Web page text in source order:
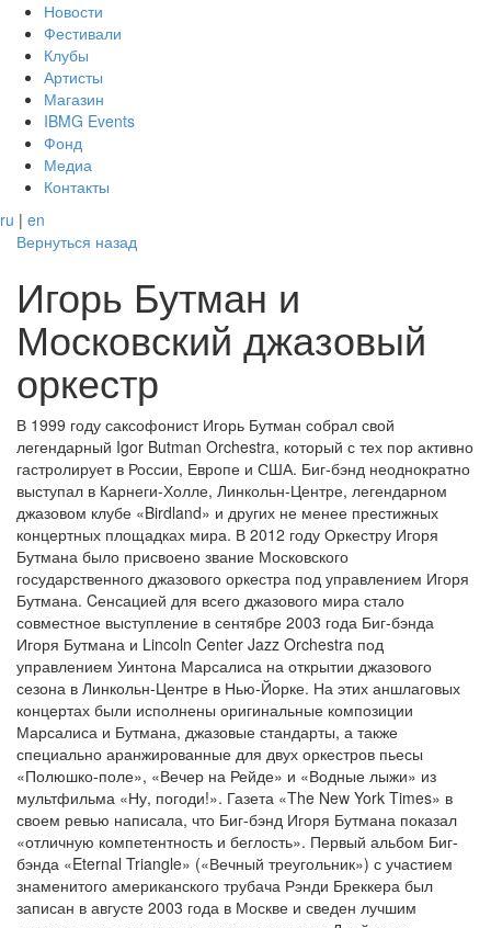
Новости
Фестивали
Клубы
Артисты
Магазин
IBMG Events
Фонд
Медиа
Контакты
ru | en
Вернуться назад
Игорь Бутман и
Московский джазовый
оркестр
В 1999 году саксофонист Игорь Бутман собрал свой
легендарный Igor Butman Orchestra, который с тех пор активно
гастролирует в России, Европе и США. Биг-бэнд неоднократно
выступал в Карнеги-Холле, Линкольн-Центре, легендарном
джазовом клубе «Birdland» и других не менее престижных
концертных площадках мира. В 2012 году Оркестру Игоря
Бутмана было присвоено звание Московского
государственного джазового оркестра под управлением Игоря
Бутмана. Cенсацией для всего джазового мира стало
совместное выступление в сентябре 2003 года Биг-бэнда
Игоря Бутмана и Lincoln Center Jazz Orchestra под
управлением Уинтона Марсалиса на открытии джазового
сезона в Линкольн-Центре в Нью-Йорке. На этих аншлаговых
концертах были исполнены оригинальные композиции
Марсалиса и Бутмана, джазовые стандарты, а также
специально аранжированные для двух оркестров пьесы
«Полюшко-поле», «Вечер на Рейде» и «Водные лыжи» из
мультфильма «Ну, погоди!». Газета «The New York Times» в
своем ревью написала, что Биг-бэнд Игоря Бутмана показал
«отличную компетентность и беглость». Первый альбом Биг-
бэнда «Eternal Triangle» («Вечный треугольник») с участием
знаменитого американского трубача Рэнди Бреккера был
записан в августе 2003 года в Москве и сведен лучшим